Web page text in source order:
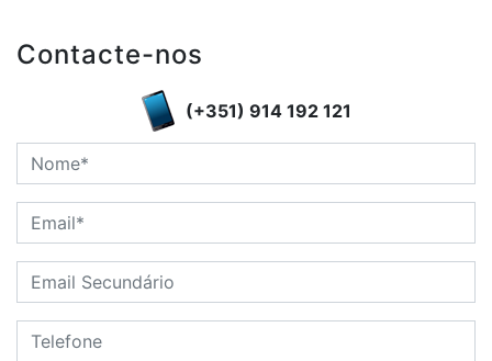
Contacte-nos
(+351) 914 192 121